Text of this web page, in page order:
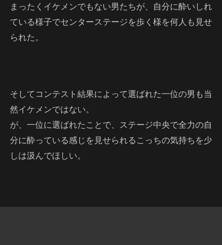
まったくイケメンでもない男たちが、自分に酔いしれ
ている様子でセンターステージを歩く様を何人も見せ
られた。
そしてコンテスト結果によって選ばれた一位の男も当
然イケメンではない。
が、一位に選ばれたことで、ステージ中央で全力の自
分に酔っている感じを見せられるこっちの気持ちを少
しは汲んでほしい。